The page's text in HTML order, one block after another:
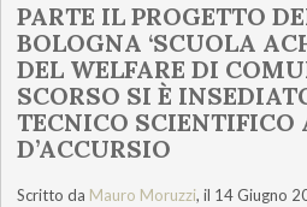
PARTE IL PROGETTO
BOLOGNA ‘SCUOLA
DEL WELFARE DI
SCORSO SI È
TECNICO SCIENTIFICO
D’ACCURSIO
Scritto da Mauro Moruzzi, il 14 Giugno